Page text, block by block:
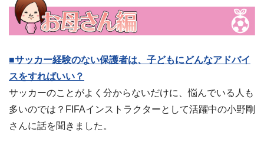
■サッカー経験のない保護者は、子どもにどんなアドバイ
スをすればいい？
サッカーのことがよく分からないだけに、悩んでいる人も
多いのでは？FIFAインストラクターとして活躍中の小野剛
さんに話を聞きました。